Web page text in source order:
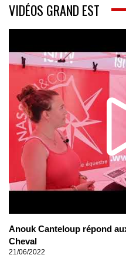
VIDÉOS GRAND EST
Anouk Canteloup répond
Cheval
21/06/2022